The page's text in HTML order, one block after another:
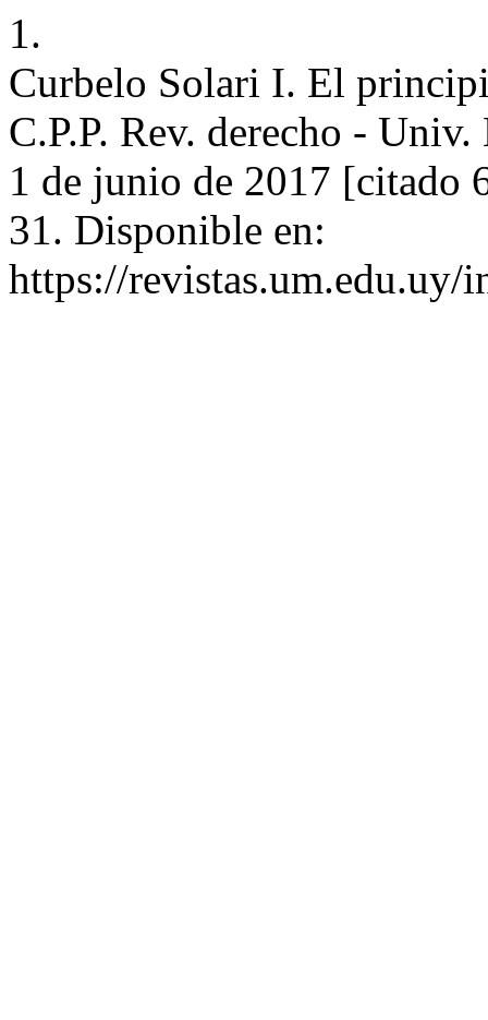
1.
Curbelo Solari I. El
C.P.P. Rev. derecho -
1 de junio de 2017 [citado
31. Disponible en:
https://revistas.um.edu.uy/